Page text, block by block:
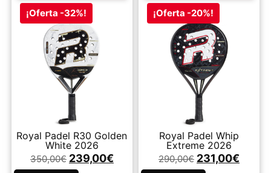
¡Oferta -32%!
Royal Padel R30 Golden
White 2026
350,00€ 239,00€
¡Oferta -20%!
Royal Padel Whip
Extreme 2026
290,00€ 231,00€